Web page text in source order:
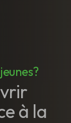
à la